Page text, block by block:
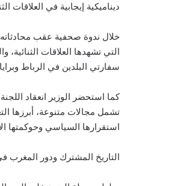
ديناميكية إيجابية في العلاقات
خلال ندوة صحفية عقب محادثاته
سفارتي البلدين في الرباط
تشمل مجالات متنوعة، أبرزها
استقرارها السياسي وحوكمتها
التاريخ المشترك ودور المغرب